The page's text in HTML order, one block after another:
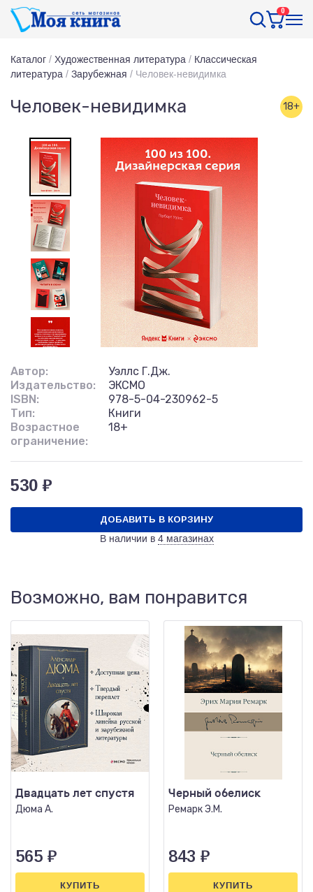
0
Каталог / Художественная литература / Классическая
литература / Зарубежная / Человек-невидимка
Человек-невидимка 18+
Автор:
Уэллс Г.Дж.
Издательство:
ЭКСМО
ISBN:
978-5-04-230962-5
Тип:
Книги
Возрастное
ограничение:
18+
530 ₽
ДОБАВИТЬ В КОРЗИНУ
В наличии в 4 магазинах
Возможно, вам понравится
Двадцать лет спустя
Дюма А.
565 ₽
КУПИТЬ
Черный обелиск
Ремарк Э.М.
843 ₽
КУПИТЬ